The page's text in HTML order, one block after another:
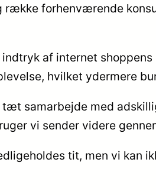
forhenværende
af internet
hvilket ydermere
samarbejde med
vi sender videre
tit, men vi kan